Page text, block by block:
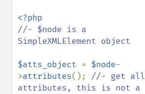
//- $node is a
SimpleXMLElement object
$atts_object = $node-
>attributes(); //- get all
attributes, this is not a